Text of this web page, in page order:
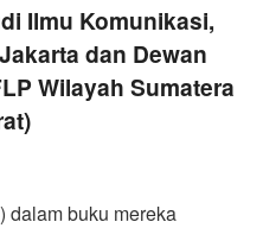
Ilmu Komunikasi,
dan Dewan
Wilayah Sumatera
dalam buku mereka